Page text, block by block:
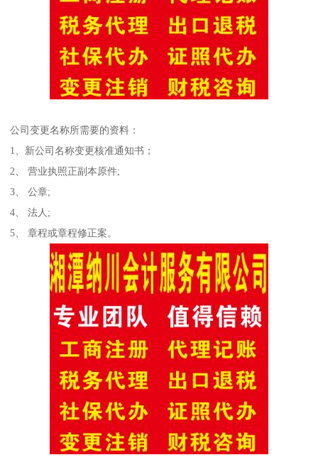
公司变更名称所需要的资料：
1、新公司名称变更核准通知书；
2、 营业执照正副本原件;
3、 公章;
4、 法人;
5、 章程或章程修正案。